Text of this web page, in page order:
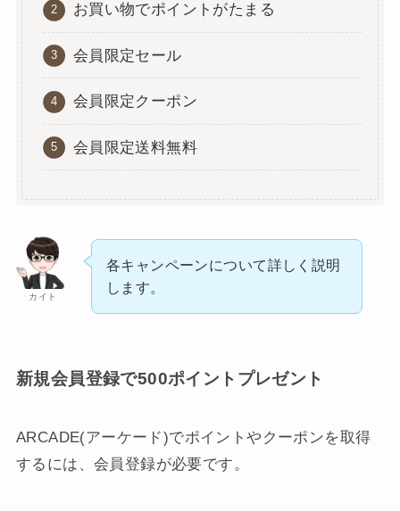
お買い物でポイントがたまる
会員限定セール
会員限定クーポン
会員限定送料無料
カイト
各キャンペーンについて詳しく説明
します。
新規会員登録で500ポイントプレゼント
ARCADE(アーケード)でポイントやクーポンを取得
するには、会員登録が必要です。